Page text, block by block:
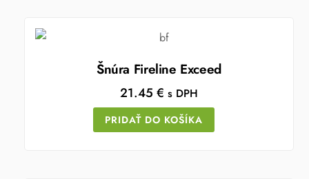
Šnúra Fireline Exceed
21.45 € s DPH
PRIDAŤ DO KOŠÍKA